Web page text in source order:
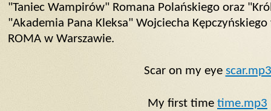
"Taniec Wampirów" Romana Polańskiego oraz
"Akademia Pana Kleksa" Wojciecha
ROMA w Warszawie.
Scar on my eye scar.mp3
My first time time.mp3